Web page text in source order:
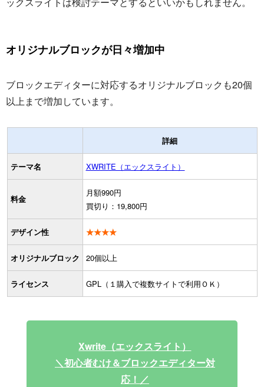
オリジナルブロックが日々増加中
ブロックエディターに対応するオリジナルブロックも20個
以上まで増加しています。
詳細
テーマ名 XWRITE（エックスライト）
料金
月額990円
買切り：19,800円
デザイン性 ★★★★
オリジナルブロック 20個以上
ライセンス GPL（１購入で複数サイトで利用ＯＫ）
Xwrite（エックスライト）
＼初心者むけ＆ブロックエディター対
応！／